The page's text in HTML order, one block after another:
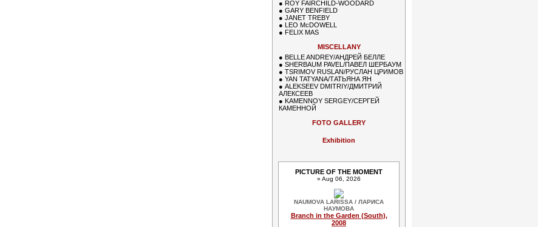
● ROY FAIRCHILD-WOODARD
● GARY BENFIELD
● JANET TREBY
● LEO McDOWELL
● FELIX MAS
MISCELLANY
● BELLE ANDREY/АНДРЕЙ БЕЛЛЕ
● SHERBAUM PAVEL/ПАВЕЛ ШЕРБАУМ
● TSRIMOV RUSLAN/РУСЛАН ЦРИМОВ
● YAN TATYANA/ТАТЬЯНА ЯН
● ALEKSEEV DMITRIY/ДМИТРИЙ
АЛЕКСЕЕВ
● KAMENNOY SERGEY/СЕРГЕЙ
КАМЕННОЙ
FOTO GALLERY
Exhibition
PICTURE OF THE MOMENT
» Aug 06, 2026
NAUMOVA LARISSA / ЛАРИСА
НАУМОВА
Branch in the Garden (South),
2008